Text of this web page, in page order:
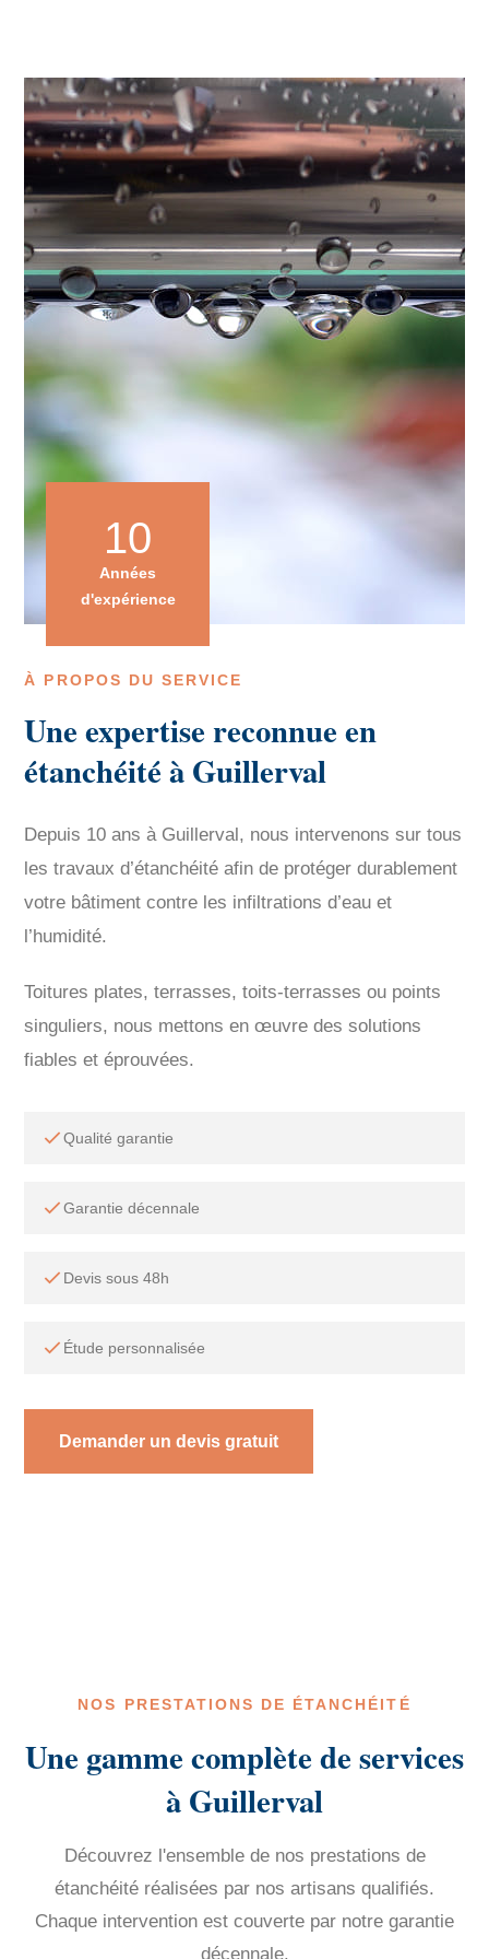
À PROPOS DU SERVICE
Une expertise reconnue en
étanchéité à Guillerval
Depuis 10 ans à Guillerval, nous intervenons sur tous
les travaux d’étanchéité afin de protéger durablement
votre bâtiment contre les infiltrations d’eau et
l’humidité.
Toitures plates, terrasses, toits-terrasses ou points
singuliers, nous mettons en œuvre des solutions
fiables et éprouvées.
Qualité garantie
Garantie décennale
Devis sous 48h
Étude personnalisée
Demander un devis gratuit
10
Années
d'expérience
NOS PRESTATIONS DE ÉTANCHÉITÉ
Une gamme complète de services
à Guillerval
Découvrez l'ensemble de nos prestations de
étanchéité réalisées par nos artisans qualifiés.
Chaque intervention est couverte par notre garantie
décennale.